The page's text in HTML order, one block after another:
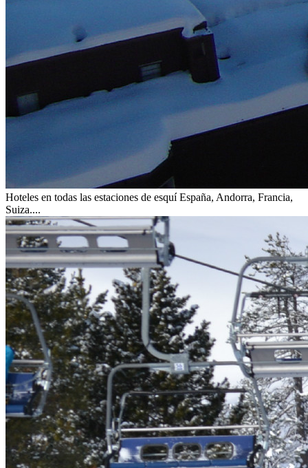
Hoteles en todas las estaciones de esquí España, Andorra, Francia,
Suiza....